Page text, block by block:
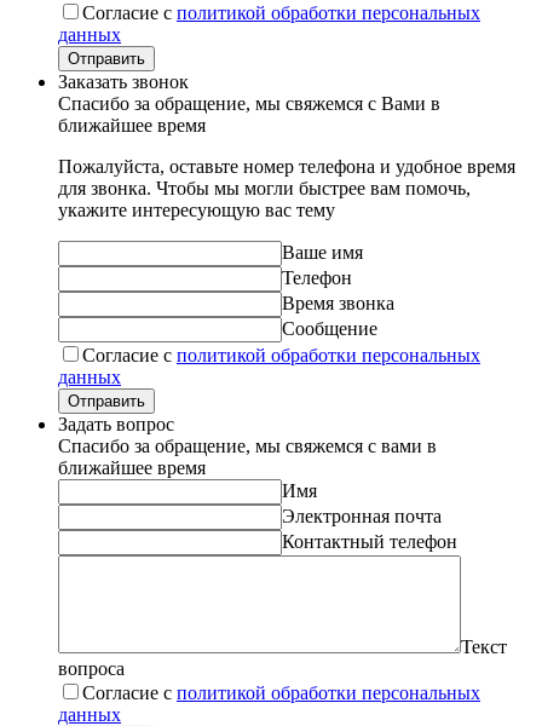
Согласие с политикой обработки персональных
данных
Отправить
Заказать звонок
Спасибо за обращение, мы свяжемся с Вами в
ближайшее время
Пожалуйста, оставьте номер телефона и удобное время
для звонка. Чтобы мы могли быстрее вам помочь,
укажите интересующую вас тему
Ваше имя
Телефон
Время звонка
Сообщение
Согласие с политикой обработки персональных
данных
Отправить
Задать вопрос
Спасибо за обращение, мы свяжемся с вами в
ближайшее время
Имя
Электронная почта
Контактный телефон
Текст
вопроса
Согласие с политикой обработки персональных
данных